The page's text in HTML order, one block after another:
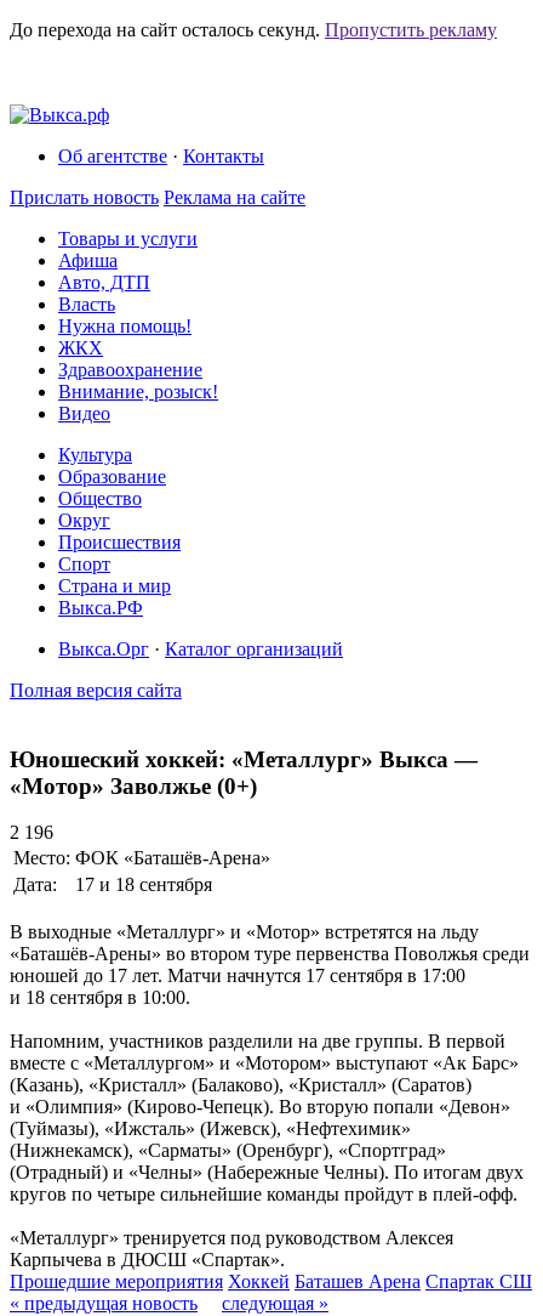
До перехода на сайт осталось секунд. Пропустить рекламу
Об агентстве · Контакты
Прислать новость Реклама на сайте
Товары и услуги
Афиша
Авто, ДТП
Власть
Нужна помощь!
ЖКХ
Здравоохранение
Внимание, розыск!
Видео
Культура
Образование
Общество
Округ
Происшествия
Спорт
Страна и мир
Выкса.РФ
Выкса.Орг · Каталог организаций
Полная версия сайта
Юношеский хоккей: «Металлург» Выкса —
«Мотор» Заволжье (0+)
2 196
Место: ФОК «Баташёв-Арена»
Дата:
17 и 18 сентября
В выходные «Металлург» и «Мотор» встретятся на льду
«Баташёв-Арены» во втором туре первенства Поволжья среди
юношей до 17 лет. Матчи начнутся 17 сентября в 17:00
и 18 сентября в 10:00.
Напомним, участников разделили на две группы. В первой
вместе с «Металлургом» и «Мотором» выступают «Ак Барс»
(Казань), «Кристалл» (Балаково), «Кристалл» (Саратов)
и «Олимпия» (Кирово-Чепецк). Во вторую попали «Девон»
(Туймазы), «Ижсталь» (Ижевск), «Нефтехимик»
(Нижнекамск), «Сарматы» (Оренбург), «Спортград»
(Отрадный) и «Челны» (Набережные Челны). По итогам двух
кругов по четыре сильнейшие команды пройдут в плей-офф.
«Металлург» тренируется под руководством Алексея
Карпычева в ДЮСШ «Спартак».
Прошедшие мероприятия Хоккей Баташев Арена Спартак СШ
« предыдущая новость
следующая »